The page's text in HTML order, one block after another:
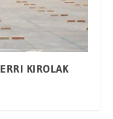
KIROLAK